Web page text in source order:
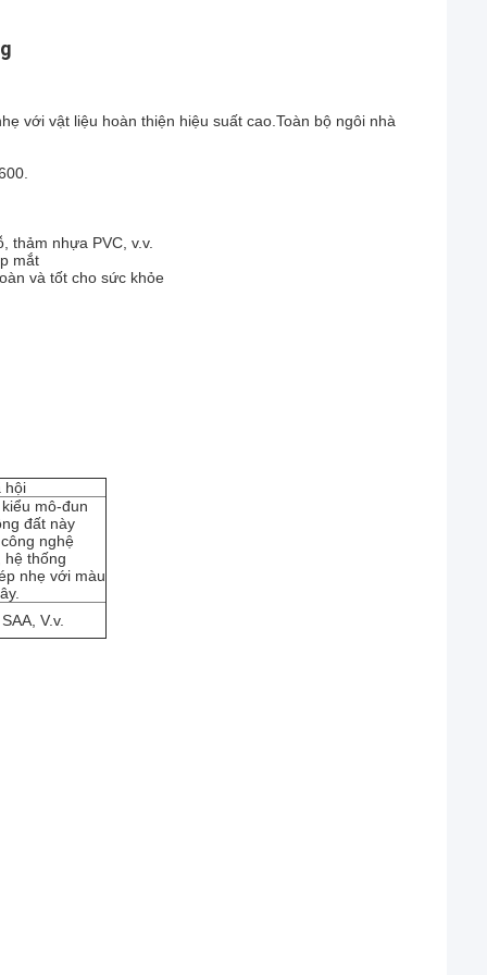
với vật liệu hoàn thiện hiệu suất cao.Toàn bộ ngôi nhà
thảm nhựa PVC, v.v.
mắt
và tốt cho sức khỏe
hội
mô-đun
đất này
nghệ
hệ thống
nhẹ với màu
V.v.